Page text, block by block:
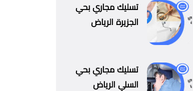
تسليك مجاري بحي
الجزيرة الرياض
تسليك مجاري بحي
السلي الرياض